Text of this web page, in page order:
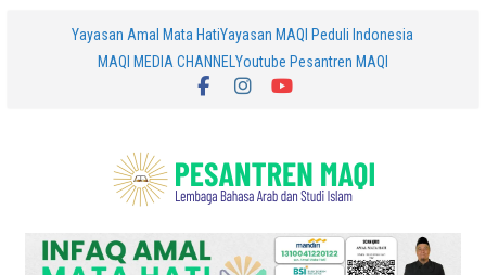
Yayasan Amal Mata HatiYayasan MAQI Peduli Indonesia
MAQI MEDIA CHANNEL Youtube Pesantren MAQI